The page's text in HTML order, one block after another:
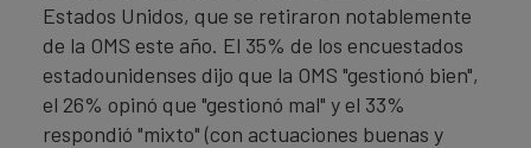
Estados Unidos, que se retiraron notablemente
de la OMS este año. El 35% de los encuestados
estadounidenses dijo que la OMS "gestionó bien",
el 26% opinó que "gestionó mal" y el 33%
respondió "mixto" (con actuaciones buenas y